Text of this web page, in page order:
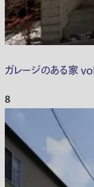
ガレージのある家
8